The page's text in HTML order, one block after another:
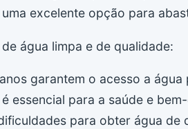
excelente opção para
água limpa e de qualidade:
garantem o acesso a
essencial para a saúde e
para obter água de